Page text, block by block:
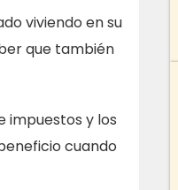
viviendo en su
que también
impuestos y los
cuando